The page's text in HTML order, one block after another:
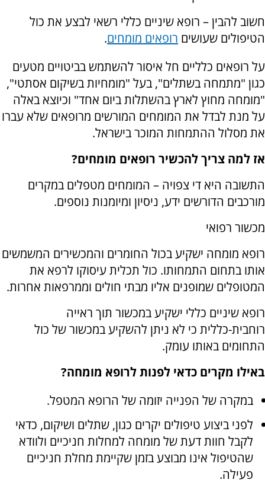
חשוב להבין – רופא שיניים כללי רשאי לבצע את כול
הטיפולים שעושים רופאים מומחים.
על רופאים כלליים חל איסור להשתמש בביטויים מטעים
כגון "מתמחה בשתלים", בעל "מומחיות בשיקום אסתטי",
"מומחה מחוץ לארץ בהשתלות ביום אחד" וכיוצא באלה
על מנת לבדל את המומחים המורשים מרופאים שלא עברו
את מסלול ההתמחות המוכר בישראל.
אז למה צריך להכשיר רופאים מומחים?
התשובה היא די צפויה – המומחים מטפלים במקרים
מורכבים הדורשים ידע, ניסיון ומיומנות נוספים.
מכשור רפואי
רופא מומחה ישקיע בכול החומרים והמכשירים המשמשים
אותו בתחום התמחותו. כול תכלית עיסוקו לרפא את
המטופלים שמופנים אליו מבתי חולים וממרפאות אחרות.
רופא שיניים כללי ישקיע במכשור תוך ראייה
רוחבית-כללית כי לא ניתן להשקיע במכשור של כול
התחומים באותו עומק.
באילו מקרים כדאי לפנות לרופא מומחה?
במקרה של הפנייה יזומה של הרופא המטפל.
לפני ביצוע טיפולים יקרים כגון, שתלים ושיקום, כדאי
לקבל חוות דעת של מומחה למחלות חניכיים ולוודא
שהטיפול אינו מבוצע בזמן שקיימת מחלת חניכיים
פעילה.